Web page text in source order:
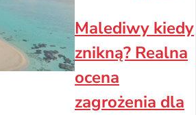
Malediwy kiedy
znikną? Realna
ocena
zagrożenia dla